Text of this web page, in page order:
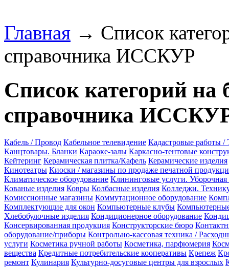
Главная → Список
справочника ИССКУР
Список категорий на
справочника
Кабель / Провод Кабельное телевидение Кадастровые работы /
Канцтовары. Бланки Караоке-залы Каркасно-тентовые
Кейтеринг Керамическая плитка/Кафель Керамические изделия
Кинотеатры Киоски / магазины по продаже печатной
Климатическое оборудование Клининговые услуги. Уборочная
Кованые изделия Ковры Колбасные изделия Колледжи.
Комиссионные магазины Коммутационное оборудование
Комплектующие для окон Компьютерные клубы
Хлебобулочные изделия Кондиционерное оборудование
Консервированная продукция Конструкторские бюро
оборудование/приборы Контрольно-кассовая техника /
услуги Косметика ручной работы Косметика, парфюмерия
вещества Кредитные потребительские кооперативы Крепеж
ремонт Кулинария Культурно-досуговые центры для взрослых